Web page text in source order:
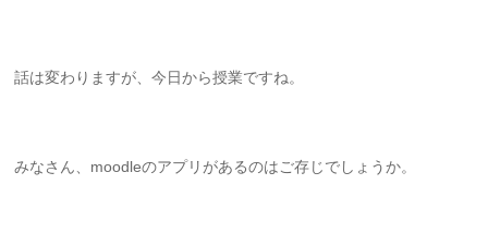
話は変わりますが、今日から授業ですね。
みなさん、moodleのアプリがあるのはご存じでしょうか。